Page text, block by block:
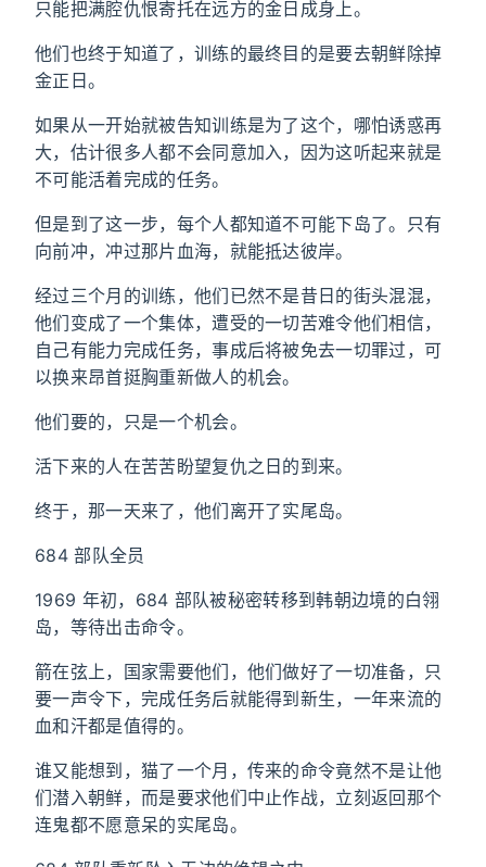
只能把满腔仇恨寄托在远方的金日成身上。
他们也终于知道了，训练的最终目的是要去朝鲜除掉
金正日。
如果从一开始就被告知训练是为了这个，哪怕诱惑再
大，估计很多人都不会同意加入，因为这听起来就是
不可能活着完成的任务。
但是到了这一步，每个人都知道不可能下岛了。只有
向前冲，冲过那片血海，就能抵达彼岸。
经过三个月的训练，他们已然不是昔日的街头混混，
他们变成了一个集体，遭受的一切苦难令他们相信，
自己有能力完成任务，事成后将被免去一切罪过，可
以换来昂首挺胸重新做人的机会。
他们要的，只是一个机会。
活下来的人在苦苦盼望复仇之日的到来。
终于，那一天来了，他们离开了实尾岛。
684 部队全员
1969 年初，684 部队被秘密转移到韩朝边境的白翎
岛，等待出击命令。
箭在弦上，国家需要他们，他们做好了一切准备，只
要一声令下，完成任务后就能得到新生，一年来流的
血和汗都是值得的。
谁又能想到，猫了一个月，传来的命令竟然不是让他
们潜入朝鲜，而是要求他们中止作战，立刻返回那个
连鬼都不愿意呆的实尾岛。